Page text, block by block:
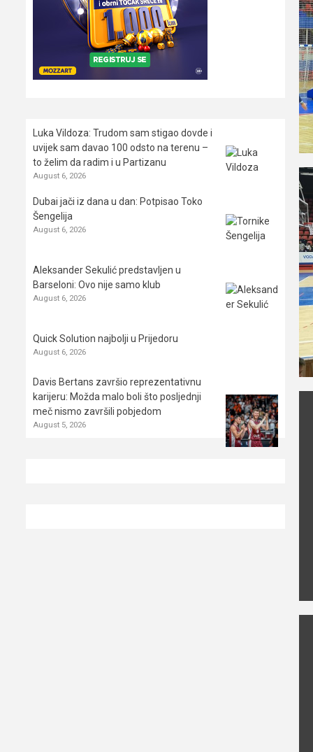
Luka Vildoza: Trudom sam stigao dovde i
uvijek sam davao 100 odsto na terenu –
to želim da radim i u Partizanu
August 6, 2026
Dubai jači iz dana u dan: Potpisao Toko
Šengelija
August 6, 2026
Aleksander Sekulić predstavljen u
Barseloni: Ovo nije samo klub
August 6, 2026
Quick Solution najbolji u Prijedoru
August 6, 2026
Davis Bertans završio reprezentativnu
karijeru: Možda malo boli što posljednji
meč nismo završili pobjedom
August 5, 2026